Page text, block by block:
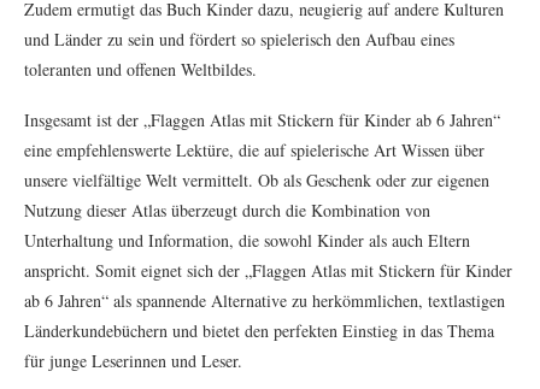
Zudem ermutigt das Buch Kinder dazu, neugierig auf andere Kulturen
und Länder zu sein und fördert so spielerisch den Aufbau eines
toleranten und offenen Weltbildes.
Insgesamt ist der „Flaggen Atlas mit Stickern für Kinder ab 6 Jahren“
eine empfehlenswerte Lektüre, die auf spielerische Art Wissen über
unsere vielfältige Welt vermittelt. Ob als Geschenk oder zur eigenen
Nutzung dieser Atlas überzeugt durch die Kombination von
Unterhaltung und Information, die sowohl Kinder als auch Eltern
anspricht. Somit eignet sich der „Flaggen Atlas mit Stickern für Kinder
ab 6 Jahren“ als spannende Alternative zu herkömmlichen, textlastigen
Länderkundebüchern und bietet den perfekten Einstieg in das Thema
für junge Leserinnen und Leser.